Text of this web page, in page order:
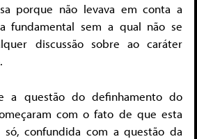
porque não levava em conta a
fundamental sem a qual não se
discussão sobre ao caráter
a questão do definhamento do
com o fato de que esta
confundida com a questão da